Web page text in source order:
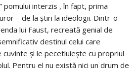
pomului interzis , în fapt, prima
– de la ştiri la ideologii. Dintr-o
lui Faust, recreată genial de
destinul celui care
şi le pecetluieşte cu propriul
Pentru el nu există nici un drum de